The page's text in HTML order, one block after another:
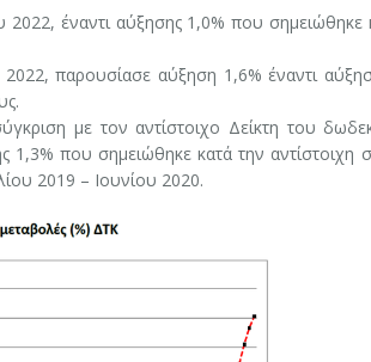
έναντι αύξησης 1,0% που σημειώθηκε
παρουσίασε αύξηση 1,6% έναντι
με τον αντίστοιχο Δείκτη του
που σημειώθηκε κατά την αντίστοιχη
2019 – Ιουνίου 2020.